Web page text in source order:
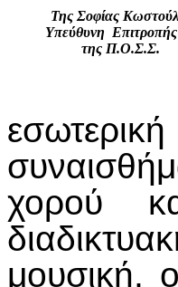
Της Σοφίας
Υπεύθυνη
της Π.Ο.Σ.Σ.
χορού
μουσική,